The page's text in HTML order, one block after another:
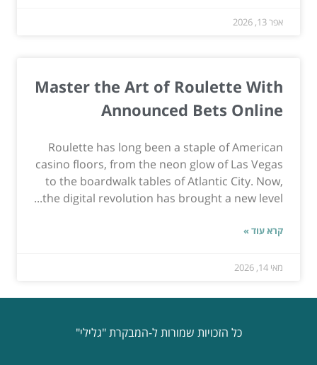
אפר 13, 2026
Master the Art of Roulette With
Announced Bets Online
Roulette has long been a staple of American
casino floors, from the neon glow of Las Vegas
to the boardwalk tables of Atlantic City. Now,
the digital revolution has brought a new level...
קרא עוד »
מאי 14, 2026
כל הזכויות שמורות ל-המבקרת "גלילי"